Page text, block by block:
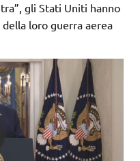
gli Stati Uniti hanno
loro guerra aerea